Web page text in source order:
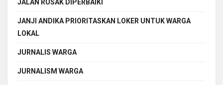
JALAN RUSAK DIPERBAIKI
JANJI ANDIKA PRIORITASKAN LOKER UNTUK WARGA
LOKAL
JURNALIS WARGA
JURNALISM WARGA